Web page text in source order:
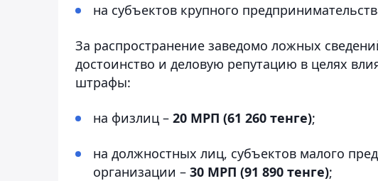
на субъектов крупного
За распространение заведомо ложных
достоинство и деловую репутацию в целях
штрафы:
на физлиц – 20 МРП (61 260 тенге);
на должностных лиц, субъектов малого
организации – 30 МРП (91 890 тенге);